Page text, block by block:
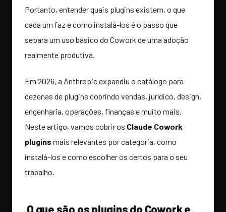
Portanto, entender quais plugins existem, o que
cada um faz e como instalá-los é o passo que
separa um uso básico do Cowork de uma adoção
realmente produtiva.
Em 2026, a Anthropic expandiu o catálogo para
dezenas de plugins cobrindo vendas, jurídico, design,
engenharia, operações, finanças e muito mais.
Neste artigo, vamos cobrir os Claude Cowork
plugins mais relevantes por categoria, como
instalá-los e como escolher os certos para o seu
trabalho.
O que são os plugins do Cowork e